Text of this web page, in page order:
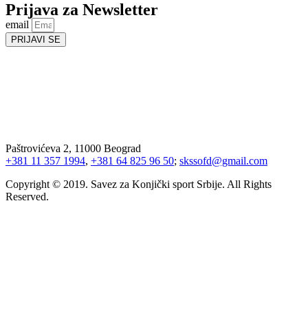
Prijava za Newsletter
email
PRIJAVI SE
Paštrovićeva 2, 11000 Beograd
+381 11 357 1994, +381 64 825 96 50; skssofd@gmail.com
Copyright © 2019. Savez za Konjički sport Srbije. All Rights
Reserved.